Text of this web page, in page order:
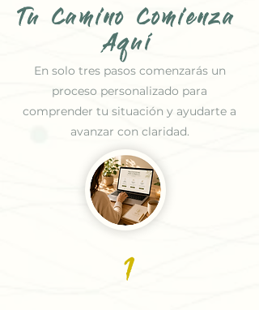
Tu Camino Comienza
Aquí
En solo tres pasos comenzarás un
proceso personalizado para
comprender tu situación y ayudarte a
avanzar con claridad.
1